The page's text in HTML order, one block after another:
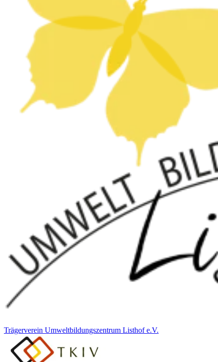
Trägerverein Umweltbildungszentrum Listhof e.V.